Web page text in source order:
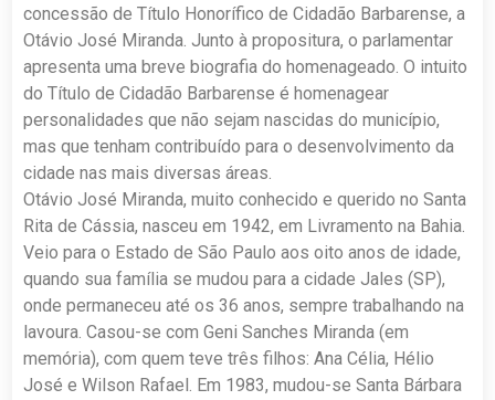
concessão de Título Honorífico de Cidadão Barbarense, a
Otávio José Miranda. Junto à propositura, o parlamentar
apresenta uma breve biografia do homenageado. O intuito
do Título de Cidadão Barbarense é homenagear
personalidades que não sejam nascidas do município,
mas que tenham contribuído para o desenvolvimento da
cidade nas mais diversas áreas.
Otávio José Miranda, muito conhecido e querido no Santa
Rita de Cássia, nasceu em 1942, em Livramento na Bahia.
Veio para o Estado de São Paulo aos oito anos de idade,
quando sua família se mudou para a cidade Jales (SP),
onde permaneceu até os 36 anos, sempre trabalhando na
lavoura. Casou-se com Geni Sanches Miranda (em
memória), com quem teve três filhos: Ana Célia, Hélio
José e Wilson Rafael. Em 1983, mudou-se Santa Bárbara